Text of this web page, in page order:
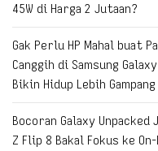
45W di Harga 2 Jutaan?
Gak Perlu HP Mahal buat
Canggih di Samsung
Bikin Hidup Lebih Gampang
Bocoran Galaxy Unpacked
Z Flip 8 Bakal Fokus ke